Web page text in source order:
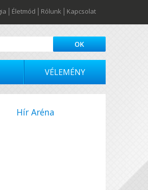
Életmód Rólunk Kapcsolat
VÉLEMÉNY
Hír Aréna